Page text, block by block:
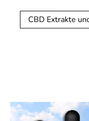
CBD Extrakte